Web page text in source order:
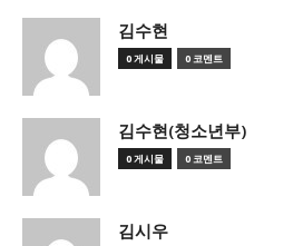
김수현
0 게시물 0 코멘트
김수현(청소년부)
0 게시물 0 코멘트
김시우